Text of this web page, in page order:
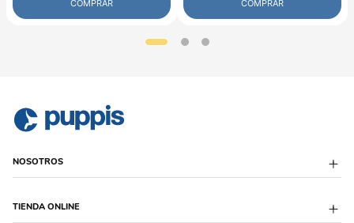
COMPRAR COMPRAR
NOSOTROS
TIENDA ONLINE